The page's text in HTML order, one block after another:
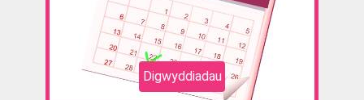
Digwyddiadau